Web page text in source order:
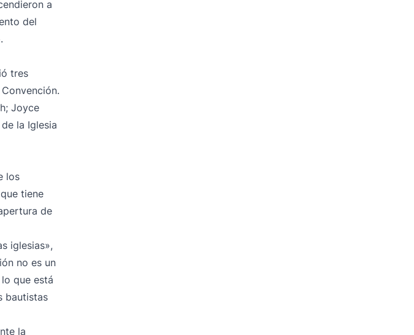
a
del
tres
Joyce
la Iglesia
los
tiene
de
iglesias»,
no es un
que está
bautistas
la